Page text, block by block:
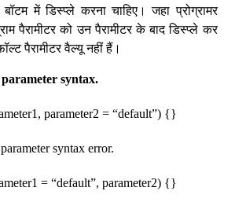
में डिस्प्ले करना चाहिए। जहा प्रोग्रामर
पैरामीटर को उन पैरामीटर के बाद डिस्प्ले कर
पैरामीटर वैल्यू नहीं हैं।
syntax.
parameter2 = “default”) {}
syntax error.
= “default”, parameter2) {}